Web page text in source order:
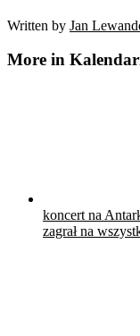
Written by Jan
More in
koncert na
zagrał na